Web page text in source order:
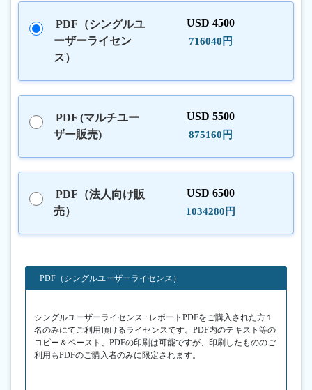
PDF（シングルユ
ーザーライセン
ス）
USD 4500
716040円
PDF (マルチユー
ザー販売)
USD 5500
875160円
PDF（法人向け販
売）
USD 6500
1034280円
PDF（シングルユーザーライセンス）
シングルユーザーライセンス : レポートPDFをご購入された方１
名のみにてご利用頂けるライセンスです。PDF内のテキスト等の
コピー＆ペースト、PDFの印刷は可能ですが、印刷したもののご
利用もPDFのご購入者のみに限定されます。